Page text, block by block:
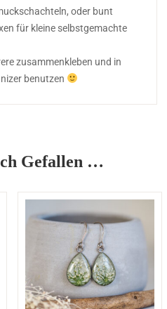
oder bunt
für kleine selbstgemachte
zusammenkleben und in
benutzen
Gefallen …